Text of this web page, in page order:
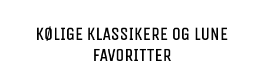
KØLIGE KLASSIKERE OG LUNE
FAVORITTER